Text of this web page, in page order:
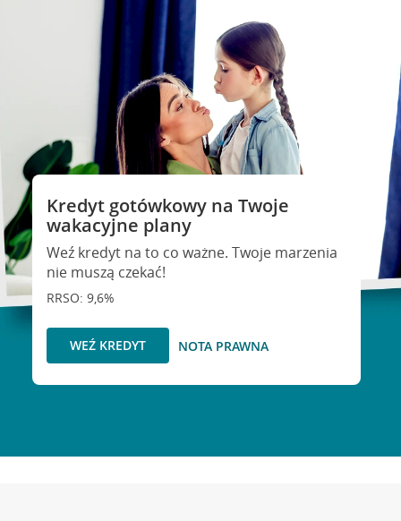
Kredyt gotówkowy na Twoje
wakacyjne plany
Weź kredyt na to co ważne. Twoje marzenia
nie muszą czekać!
RRSO: 9,6%
WEŹ KREDYT NOTA PRAWNA